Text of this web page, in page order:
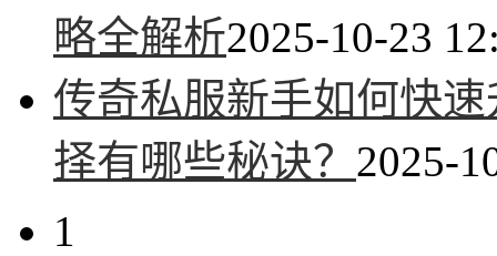
略全解析2025-10-23
传奇私服新手如何快
择有哪些秘诀？ 2025-
1